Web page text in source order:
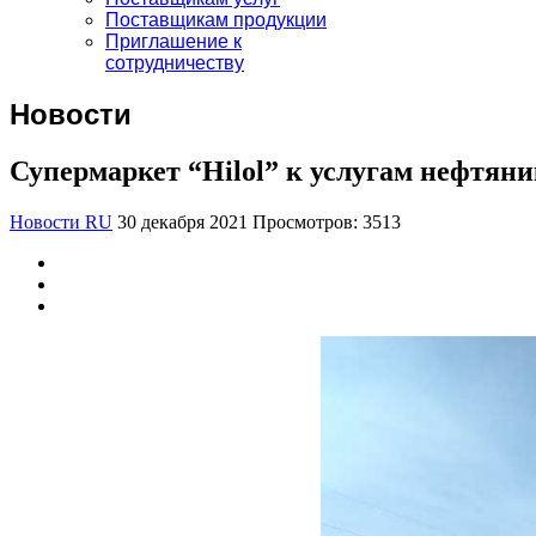
Поставщикам продукции
Приглашение к
сотрудничеству
Новости
Супермаркет “Hilol” к услугам
Новости RU 30 декабря 2021 Просмотров: 3513